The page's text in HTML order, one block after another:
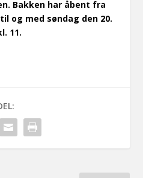
Bakken har åbent fra
og med søndag den 20.
11.